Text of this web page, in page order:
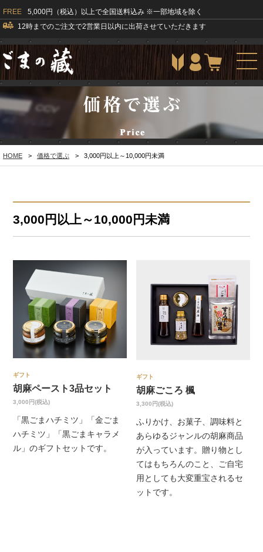
FREE 5,000円（税込）以上で全国送料込み ※一部地域を除く
12時までのご注文で2営業日以内に出荷させていただきます
HOME > 価格で選ぶ > 3,000円以上～10,000円未満
3,000円以上～10,000円未満
ギフト
胡麻ペースト3品セット
3,000円(税込)
「黒ごまハチミツ」「金ごま
ハチミツ」「黒ごまキャラメ
ル」のギフトセットです。
ギフト
胡麻ごころ 楓
3,300円(税込)
ふりかけ、お菓子、調味料と
あらゆるジャンルの胡麻商品
が入っています。贈り物とし
てはもちろんのこと、ご自宅
用としても大変重宝されるセ
ットです。